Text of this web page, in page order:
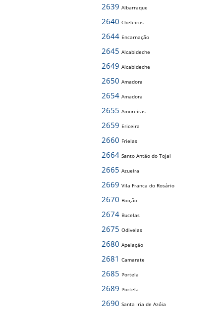
2639 Albarraque
2640 Cheleiros
2644 Encarnação
2645 Alcabideche
2649 Alcabideche
2650 Amadora
2654 Amadora
2655 Amoreiras
2659 Ericeira
2660 Frielas
2664 Santo Antão do Tojal
2665 Azueira
2669 Vila Franca do Rosário
2670 Boição
2674 Bucelas
2675 Odivelas
2680 Apelação
2681 Camarate
2685 Portela
2689 Portela
2690 Santa Iria de Azóia